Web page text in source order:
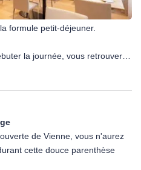
formule petit-déjeuner.
la journée, vous retrouverez
salle où un petit déjeuner sera
4* à l'ambiance
de Vienne, vous n'aurez
cette douce parenthèse
de visite, profitez d'un